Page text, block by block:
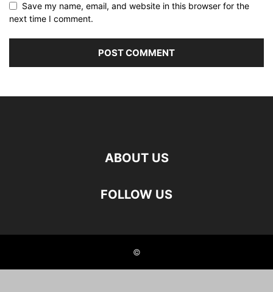
Save my name, email, and website in this browser for the
next time I comment.
ABOUT US
FOLLOW US
©